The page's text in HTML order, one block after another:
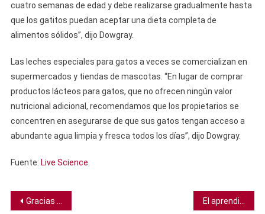
cuatro semanas de edad y debe realizarse gradualmente hasta
que los gatitos puedan aceptar una dieta completa de
alimentos sólidos”, dijo Dowgray.
Las leches especiales para gatos a veces se comercializan en
supermercados y tiendas de mascotas. “En lugar de comprar
productos lácteos para gatos, que no ofrecen ningún valor
nutricional adicional, recomendamos que los propietarios se
concentren en asegurarse de que sus gatos tengan acceso a
abundante agua limpia y fresca todos los días”, dijo Dowgray.
Fuente: Live Science
Navegación
Gracias a un panal conocemos el secreto del gusano de cera para destruir el plástico